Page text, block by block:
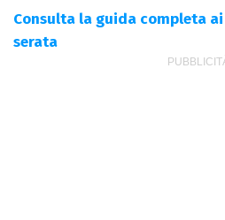
Consulta la guida completa
serata